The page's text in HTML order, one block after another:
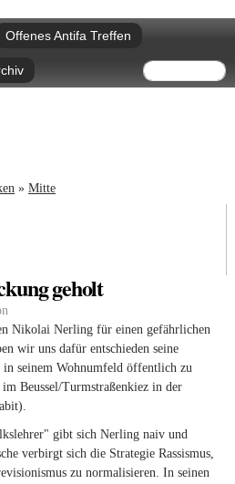
Offenes Antifa Treffen
Suche
» Mitte
geholt
Nikolai Nerling für einen gefährlichen
wir uns dafür entschieden seine
seinem Wohnumfeld öffentlich zu
Beussel/Turmstraßenkiez in der
gibt sich Nerling naiv und
verbirgt sich die Strategie Rassismus,
zu normalisieren. In seinen